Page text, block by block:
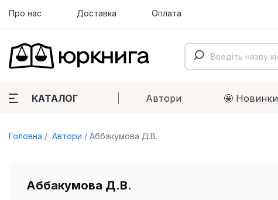
Про нас Доставка Оплата
КАТАЛОГ Автори 🤩 Новинки
Головна Автори Аббакумова Д.В.
Аббакумова Д.В.